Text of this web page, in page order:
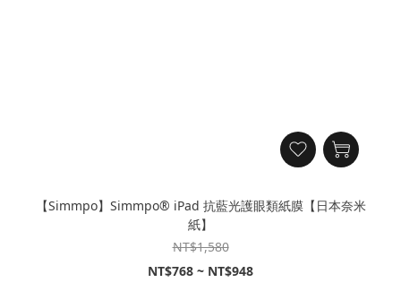
【Simmpo】Simmpo® iPad 抗藍光護眼類紙膜【日本奈米
紙】
NT$1,580
NT$768 ~ NT$948